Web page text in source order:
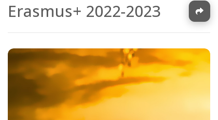
Erasmus+ 2022-2023